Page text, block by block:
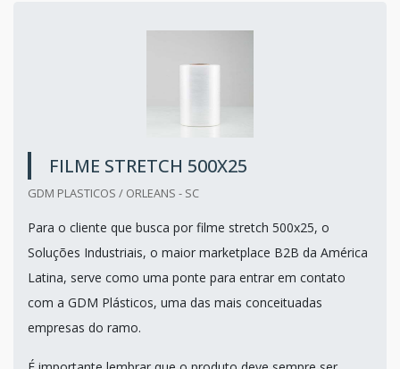
FILME STRETCH 500X25
GDM PLASTICOS / ORLEANS - SC
Para o cliente que busca por filme stretch 500x25, o
Soluções Industriais, o maior marketplace B2B da América
Latina, serve como uma ponte para entrar em contato
com a GDM Plásticos, uma das mais conceituadas
empresas do ramo.